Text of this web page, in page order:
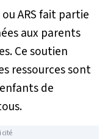
ARS fait partie
aux parents
Ce soutien
ressources sont
de